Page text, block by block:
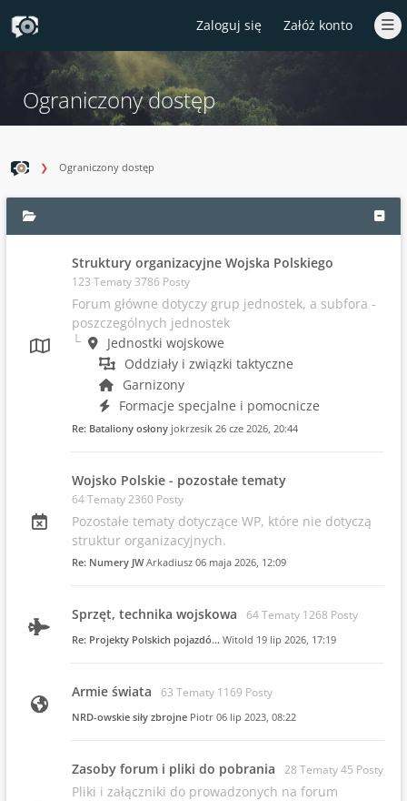
Zaloguj się Załóż konto
Ograniczony dostęp
Ograniczony dostęp
Struktury organizacyjne Wojska Polskiego
123 Tematy 3786 Posty
Forum główne dotyczy grup jednostek, a subfora -
poszczególnych jednostek
Jednostki wojskowe
Oddziały i związki taktyczne
Garnizony
Formacje specjalne i pomocnicze
Re: Bataliony osłony jokrzesik 26 cze 2026, 20:44
Wojsko Polskie - pozostałe tematy
64 Tematy 2360 Posty
Pozostałe tematy dotyczące WP, które nie dotyczą
struktur organizacyjnych.
Re: Numery JW Arkadiusz 06 maja 2026, 12:09
Sprzęt, technika wojskowa 64 Tematy 1268 Posty
Re: Projekty Polskich pojazdó… Witold 19 lip 2026, 17:19
Armie świata 63 Tematy 1169 Posty
NRD-owskie siły zbrojne Piotr 06 lip 2023, 08:22
Zasoby forum i pliki do pobrania 28 Tematy 45 Posty
Pliki i załączniki do prowadzonych na forum